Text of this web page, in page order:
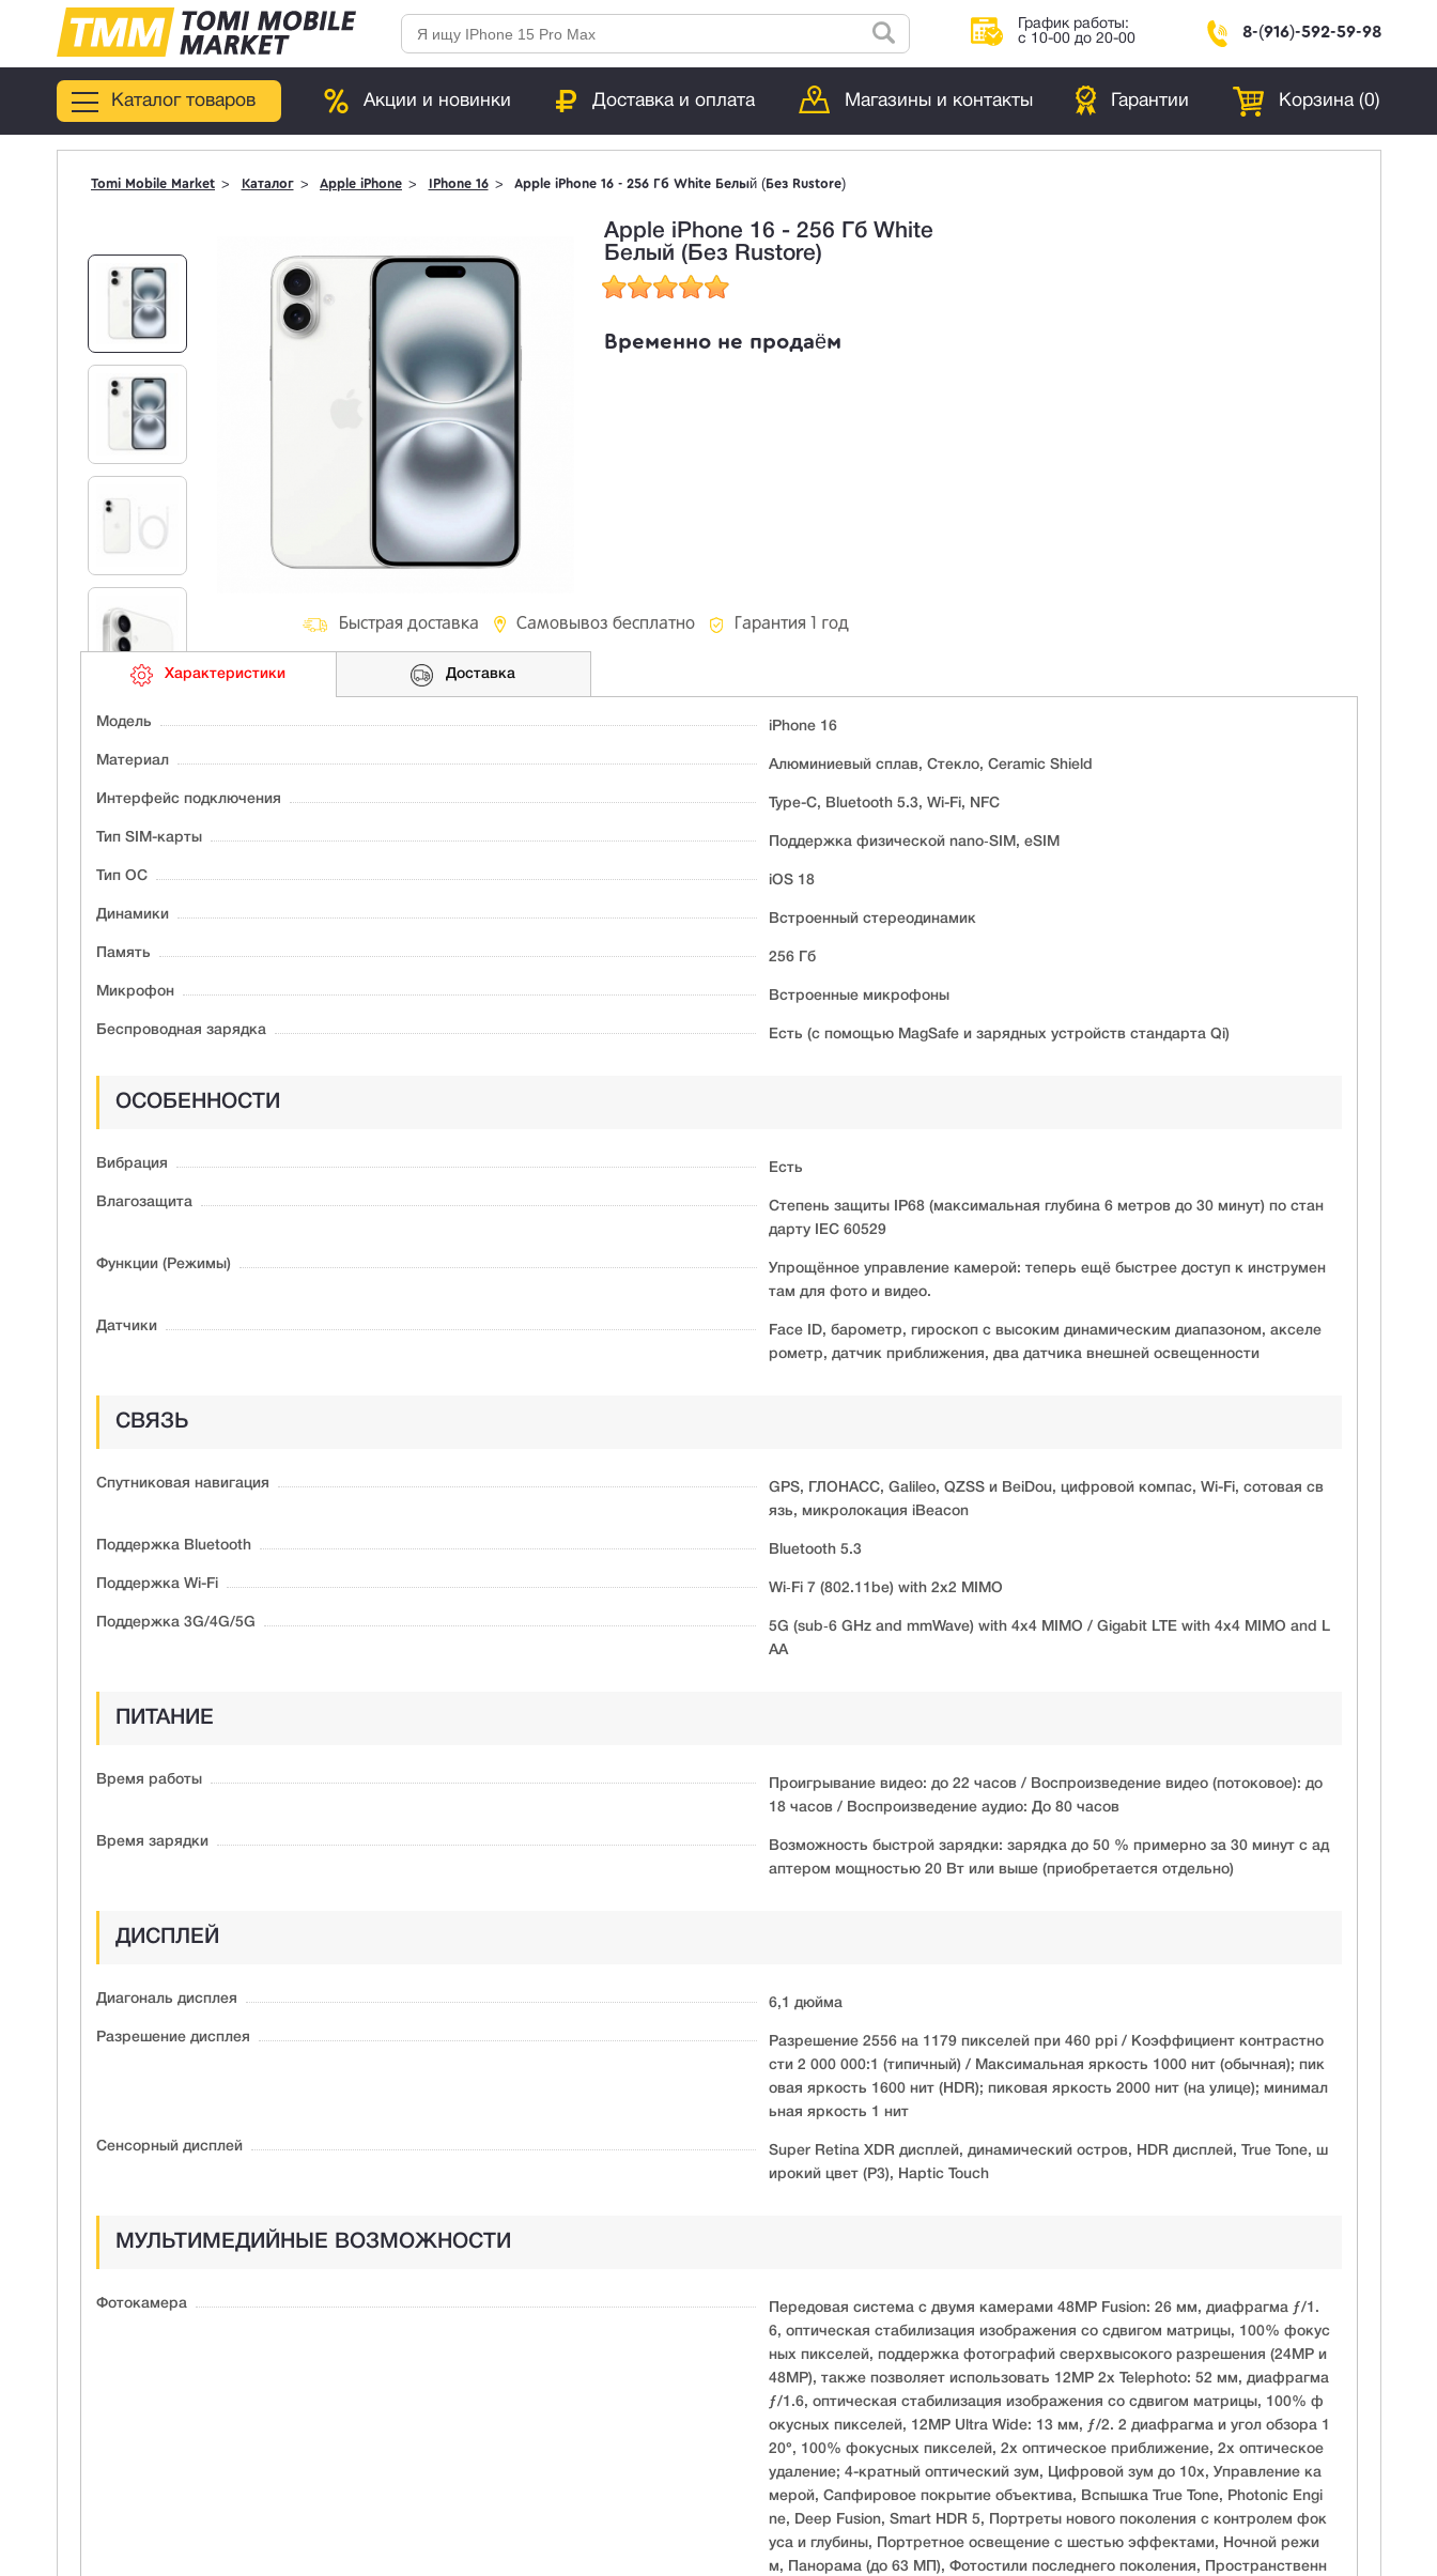
График работы:
с 10-00 до 20-00
8-(916)-592-59-98
Каталог товаров Акции и новинки Доставка и оплата Магазины и контакты Гарантии Корзина (0)
Tomi Mobile Market Каталог Apple iPhone IPhone 16 Apple iPhone 16 - 256 Гб White Белый (Без Rustore)
Apple iPhone 16 - 256 Гб White
Белый (Без Rustore)
Временно не продаём
Быстрая доставка Самовывоз бесплатно Гарантия 1 год
Характеристики Доставка
Модель iPhone 16
Материал Алюминиевый сплав, Стекло, Ceramic Shield
Интерфейс подключения Type-C, Bluetooth 5.3, Wi-Fi, NFC
Тип SIM-карты Поддержка физической nano‑SIM, eSIM
Тип ОС iOS 18
Динамики Встроенный стереодинамик
Память 256 Гб
Микрофон Встроенные микрофоны
Беспроводная зарядка Есть (с помощью MagSafe и зарядных устройств стандарта Qi)
ОСОБЕННОСТИ
Вибрация Есть
Влагозащита
Степень защиты IP68 (максимальная глубина 6 метров до 30 минут) по стан
дарту IEC 60529
Функции (Режимы)
Упрощённое управление камерой: теперь ещё быстрее доступ к инструмен
там для фото и видео.
Датчики
Face ID, барометр, гироскоп с высоким динамическим диапазоном, акселе
рометр, датчик приближения, два датчика внешней освещенности
СВЯЗЬ
Спутниковая навигация
GPS, ГЛОНАСС, Galileo, QZSS и BeiDou, цифровой компас, Wi-Fi, сотовая св
язь, микролокация iBeacon
Поддержка Bluetooth Bluetooth 5.3
Поддержка Wi-Fi Wi‑Fi 7 (802.11be) with 2x2 MIMO
Поддержка 3G/4G/5G
5G (sub‑6 GHz and mmWave) with 4x4 MIMO / Gigabit LTE with 4x4 MIMO and L
AA
ПИТАНИЕ
Время работы
Проигрывание видео: до 22 часов / Воспроизведение видео (потоковое): до
18 часов / Воспроизведение аудио: До 80 часов
Время зарядки
Возможность быстрой зарядки: зарядка до 50 % примерно за 30 минут с ад
аптером мощностью 20 Вт или выше (приобретается отдельно)
ДИСПЛЕЙ
Диагональ дисплея 6,1 дюйма
Разрешение дисплея
Разрешение 2556 на 1179 пикселей при 460 ppi / Коэффициент контрастно
сти 2 000 000:1 (типичный) / Максимальная яркость 1000 нит (обычная); пик
овая яркость 1600 нит (HDR); пиковая яркость 2000 нит (на улице); минимал
ьная яркость 1 нит
Сенсорный дисплей
Super Retina XDR дисплей, динамический остров, HDR дисплей, True Tone, ш
ирокий цвет (P3), Haptic Touch
МУЛЬТИМЕДИЙНЫЕ ВОЗМОЖНОСТИ
Фотокамера
Передовая система с двумя камерами 48MP Fusion: 26 мм, диафрагма ƒ/1.
6, оптическая стабилизация изображения со сдвигом матрицы, 100% фокус
ных пикселей, поддержка фотографий сверхвысокого разрешения (24MP и
48MP), также позволяет использовать 12MP 2x Telephoto: 52 мм, диафрагма
ƒ/1.6, оптическая стабилизация изображения со сдвигом матрицы, 100% ф
окусных пикселей, 12MP Ultra Wide: 13 мм, ƒ/2. 2 диафрагма и угол обзора 1
20°, 100% фокусных пикселей, 2х оптическое приближение, 2х оптическое
удаление; 4-кратный оптический зум, Цифровой зум до 10x, Управление ка
мерой, Сапфировое покрытие объектива, Вспышка True Tone, Photonic Engi
ne, Deep Fusion, Smart HDR 5, Портреты нового поколения с контролем фок
уса и глубины, Портретное освещение с шестью эффектами, Ночной режи
м, Панорама (до 63 МП), Фотостили последнего поколения, Пространственн